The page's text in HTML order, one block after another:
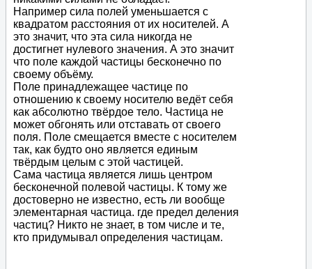
Например сила полей уменьшается с
квадратом расстояния от их носителей. А
это значит, что эта сила никогда не
достигнет нулевого значения. А это значит
что поле каждой частицы бесконечно по
своему объёму.
Поле принадлежащее частице по
отношению к своему носителю ведёт себя
как абсолютно твёрдое тело. Частица не
может обгонять или отставать от своего
поля. Поле смещается вместе с носителем
так, как будто оно является единым
твёрдым целым с этой частицей.
Сама частица является лишь центром
бесконечной полевой частицы. К тому же
достоверно не известно, есть ли вообще
элементарная частица. где предел деления
частиц? Никто не знает, в том числе и те,
кто придумывал определения частицам.